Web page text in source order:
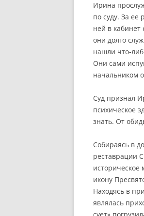
Ирина
по суду. За ее
ней в
они долго
нашли что-
Они сами
начальником
Суд признал
психическое
знать. От
Собираясь в
реставрации
историческое
икону
Находясь в
являлась